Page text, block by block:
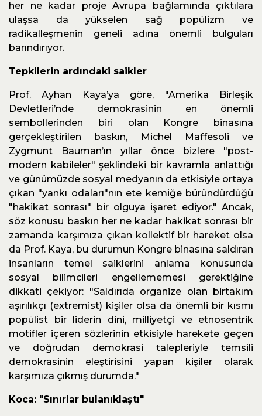
her ne kadar proje Avrupa bağlamında çıktılara
ulaşsa da yükselen sağ popülizm ve
radikalleşmenin geneli adına önemli bulguları
barındırıyor.
Tepkilerin ardındaki saikler
Prof. Ayhan Kaya’ya göre, "Amerika Birleşik
Devletleri’nde demokrasinin en önemli
sembollerinden biri olan Kongre binasına
gerçekleştirilen baskın, Michel Maffesoli ve
Zygmunt Bauman’ın yıllar önce bizlere "post-
modern kabileler" şeklindeki bir kavramla anlattığı
ve günümüzde sosyal medyanın da etkisiyle ortaya
çıkan "yankı odaları"nın ete kemiğe büründürdüğü
"hakikat sonrası" bir olguya işaret ediyor." Ancak,
söz konusu baskın her ne kadar hakikat sonrası bir
zamanda karşımıza çıkan kollektif bir hareket olsa
da Prof. Kaya, bu durumun Kongre binasına saldıran
insanların temel saiklerini anlama konusunda
sosyal bilimcileri engellememesi gerektiğine
dikkati çekiyor: "Saldırıda organize olan birtakım
aşırılıkçı (extremist) kişiler olsa da önemli bir kısmı
popülist bir liderin dini, milliyetçi ve etnosentrik
motifler içeren sözlerinin etkisiyle harekete geçen
ve doğrudan demokrasi talepleriyle temsili
demokrasinin eleştirisini yapan kişiler olarak
karşımıza çıkmış durumda."
Koca: "Sınırlar bulanıklaştı"